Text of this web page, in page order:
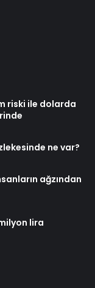
riski ile dolarda
ne var?
ağzından
lira